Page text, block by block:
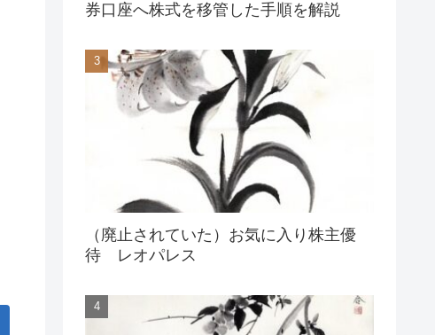
券口座へ株式を移管した手順を解説
（廃止されていた）お気に入り株主優
待 レオパレス